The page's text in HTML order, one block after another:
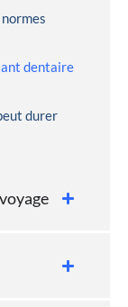
dentaire
durer